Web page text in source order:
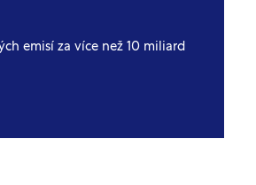
emisí za více než 10 miliard